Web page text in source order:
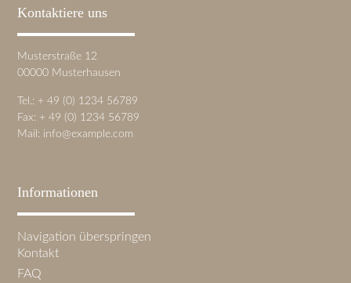
Kontaktiere uns
Musterstraße 12
00000 Musterhausen
Tel.: + 49 (0) 1234 56789
Fax: + 49 (0) 1234 56789
Mail: info@example.com
Informationen
Navigation überspringen
Kontakt
FAQ